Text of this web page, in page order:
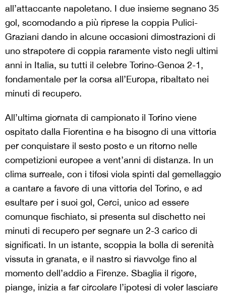
all’attaccante napoletano. I due insieme segnano 35
gol, scomodando a più riprese la coppia Pulici-
Graziani dando in alcune occasioni dimostrazioni di
uno strapotere di coppia raramente visto negli ultimi
anni in Italia, su tutti il celebre Torino-Genoa 2-1,
fondamentale per la corsa all’Europa, ribaltato nei
minuti di recupero.
All’ultima giornata di campionato il Torino viene
ospitato dalla Fiorentina e ha bisogno di una vittoria
per conquistare il sesto posto e un ritorno nelle
competizioni europee a vent’anni di distanza. In un
clima surreale, con i tifosi viola spinti dal gemellaggio
a cantare a favore di una vittoria del Torino, e ad
esultare per i suoi gol, Cerci, unico ad essere
comunque fischiato, si presenta sul dischetto nei
minuti di recupero per segnare un 2-3 carico di
significati. In un istante, scoppia la bolla di serenità
vissuta in granata, e il nastro si riavvolge fino al
momento dell’addio a Firenze. Sbaglia il rigore,
piange, inizia a far circolare l’ipotesi di voler lasciare